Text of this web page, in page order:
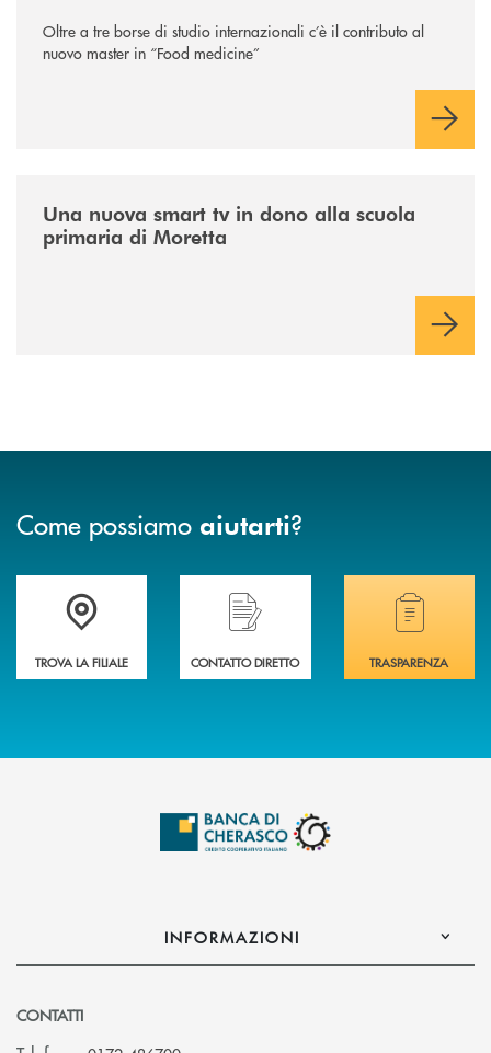
Oltre a tre borse di studio internazionali c’è il contributo al
nuovo master in “Food medicine”
Una nuova smart tv in dono alla scuola
primaria di Moretta
Come possiamo aiutarti?
Accedi all' elenco completo delle filiali .
TROVA LA FILIALE
Hai bisogno di assistenza immediata?
CONTATTO DIRETTO
Hai bisogno di
TRASPARENZA
INFORMAZIONI
CONTATTI